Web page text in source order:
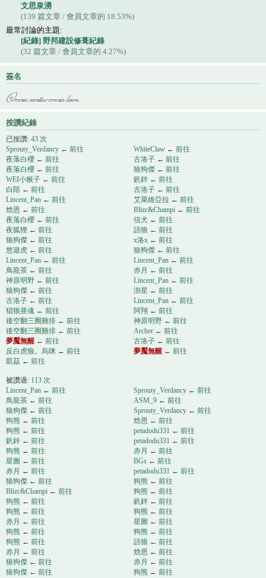
文思泉湧
(139 篇文章 / 會員文章的 18.53%)
最常討論的主題:
[紀錄] 野邦建設修葺紀錄
(32 篇文章 / 會員文章的 4.27%)
簽名
Omnia vanitas omnia licere.
按讚紀錄
已按讚: 43 次
Sprouty_Verdancy ← 前往 WhiteClaw ←前往
夜落白櫻 ← 前往 古洛子 ←前往
夜落白櫻 ← 前往 狼狗傑 ←前往
WEI小猴子 ← 前往 釩鋅 ←前往
白陌 ← 前往 古洛子 ←前往
Lincent_Pan ← 前往 艾萊維亞拉 ←前往
焓恩 ← 前往 Blizc&Champi ←前往
夜落白櫻 ← 前往 信犬 ←前往
夜狐狸 ← 前往 語狼 ←前往
狼狗傑 ← 前往 x洛x ←前往
悠遊虎 ← 前往 狼狗傑 ←前往
Lincent_Pan ← 前往 Lincent_Pan ←前往
鳥龍茶 ← 前往 赤月 ←前往
神原明野 ← 前往 Lincent_Pan ←前往
狼狗傑 ← 前往 澍星 ←前往
古洛子 ← 前往 Lincent_Pan ←前往
猖狼亜魂 ← 前往 阿翔 ←前往
後空翻三圈雞排 ← 前往 神原明野 ←前往
後空翻三圈雞排 ← 前往 Archer ←前往
夢魘無醒 ← 前往 古洛子 ←前往
反白虎狼。烏咪 ← 前往 夢魘無醒 ←前往
凱茲 ← 前往
被讚過: 113 次
Lincent_Pan ← 前往 Sprouty_Verdancy ←前往
鳥龍茶 ← 前往 ASM_9 ←前往
狼狗傑 ← 前往 Sprouty_Verdancy ←前往
狗熊 ← 前往 焓恩 ←前往
狗熊 ← 前往 petadodu331 ←前往
釩鋅 ← 前往 petadodu331 ←前往
狗熊 ← 前往 赤月 ←前往
星圖 ← 前往 BGs ←前往
赤月 ← 前往 petadodu331 ←前往
狼狗傑 ← 前往 狗熊 ←前往
Blizc&Champi ← 前往 狗熊 ←前往
狗熊 ← 前往 釩鋅 ←前往
狗熊 ← 前往 狗熊 ←前往
赤月 ← 前往 星圖 ←前往
狗熊 ← 前往 狗熊 ←前往
狗熊 ← 前往 語狼 ←前往
赤月 ← 前往 焓恩 ←前往
狼狗傑 ← 前往 赤月 ←前往
狼狗傑 ← 前往 狗熊 ←前往